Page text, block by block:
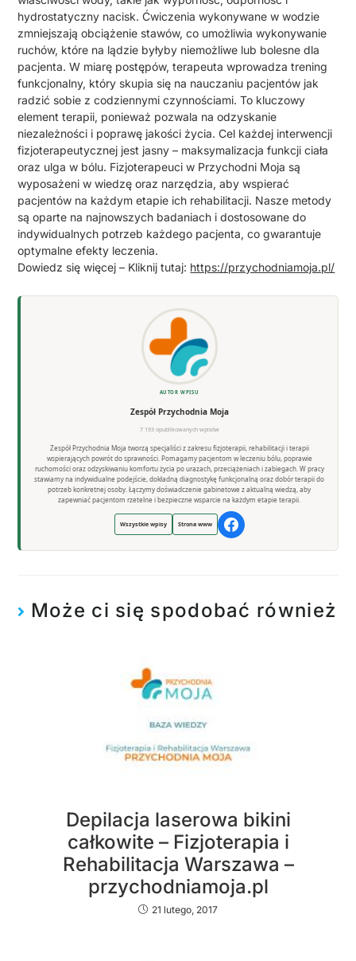
hydrostatyczny nacisk. Ćwiczenia wykonywane w wodzie
zmniejszają obciążenie stawów, co umożliwia wykonywanie
ruchów, które na lądzie byłyby niemożliwe lub bolesne dla
pacjenta. W miarę postępów, terapeuta wprowadza trening
funkcjonalny, który skupia się na nauczaniu pacjentów jak
radzić sobie z codziennymi czynnościami. To kluczowy
element terapii, ponieważ pozwala na odzyskanie
niezależności i poprawę jakości życia. Cel każdej interwencji
fizjoterapeutycznej jest jasny – maksymalizacja funkcji ciała
oraz ulga w bólu. Fizjoterapeuci w Przychodni Moja są
wyposażeni w wiedzę oraz narzędzia, aby wspierać
pacjentów na każdym etapie ich rehabilitacji. Nasze metody
są oparte na najnowszych badaniach i dostosowane do
indywidualnych potrzeb każdego pacjenta, co gwarantuje
optymalne efekty leczenia.
Dowiedz się więcej – Kliknij tutaj: https://przychodniamoja.pl/
AUTOR WPISU
Zespół Przychodnia Moja
7 193 opublikowanych wpisów
Zespół Przychodnia Moja tworzą specjaliści z zakresu fizjoterapii, rehabilitacji i terapii
wspierających powrót do sprawności. Pomagamy pacjentom w leczeniu bólu, poprawie
ruchomości oraz odzyskiwaniu komfortu życia po urazach, przeciążeniach i zabiegach. W pracy
stawiamy na indywidualne podejście, dokładną diagnostykę funkcjonalną oraz dobór terapii do
potrzeb konkretnej osoby. Łączymy doświadczenie gabinetowe z aktualną wiedzą, aby
zapewniać pacjentom rzetelne i bezpieczne wsparcie na każdym etapie terapii.
Wszystkie wpisy Strona www
Może ci się spodobać również
Depilacja laserowa bikini
całkowite – Fizjoterapia i
Rehabilitacja Warszawa –
przychodniamoja.pl
21 lutego, 2017